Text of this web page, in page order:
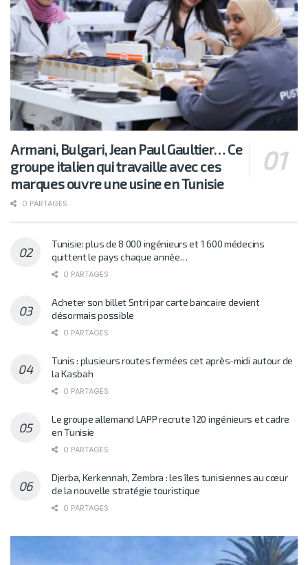
Armani, Bulgari, Jean Paul Gaultier… Ce
groupe italien qui travaille avec ces
marques ouvre une usine en Tunisie
0 PARTAGES
Tunisie: plus de 8 000 ingénieurs et 1 600 médecins
quittent le pays chaque année…
0 PARTAGES
Acheter son billet Sntri par carte bancaire devient
désormais possible
0 PARTAGES
Tunis : plusieurs routes fermées cet après-midi autour de
la Kasbah
0 PARTAGES
Le groupe allemand LAPP recrute 120 ingénieurs et cadre
en Tunisie
0 PARTAGES
Djerba, Kerkennah, Zembra : les îles tunisiennes au cœur
de la nouvelle stratégie touristique
0 PARTAGES